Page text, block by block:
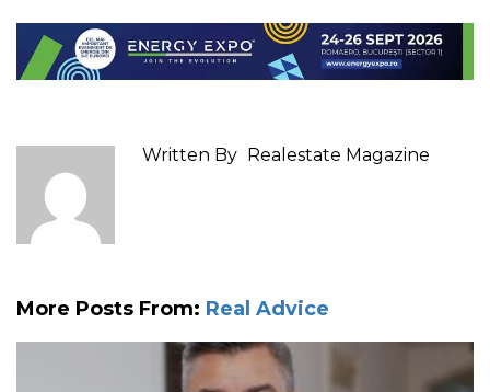
Written By Realestate Magazine
More Posts From: Real Advice